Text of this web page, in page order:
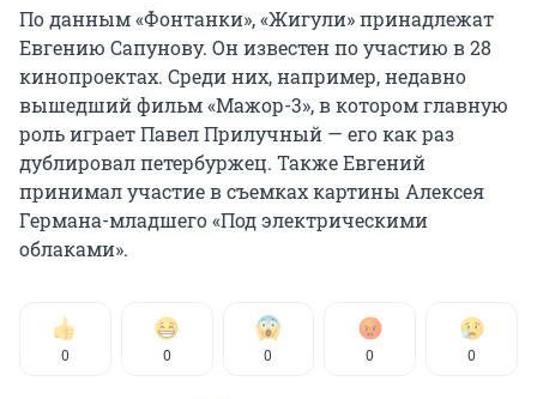
По данным «Фонтанки», «Жигули» принадлежат
Евгению Сапунову. Он известен по участию в 28
кинопроектах. Среди них, например, недавно
вышедший фильм «Мажор-3», в котором главную
роль играет Павел Прилучный — его как раз
дублировал петербуржец. Также Евгений
принимал участие в съемках картины Алексея
Германа-младшего «Под электрическими
облаками».
0 0 0 0 0